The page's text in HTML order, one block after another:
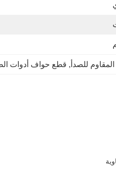
للصدأ , قطع حواف أدوات